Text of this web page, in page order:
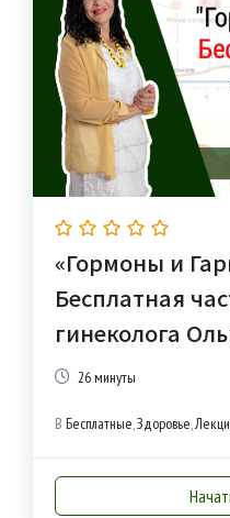
«Гормоны и
Бесплатная
гинеколога
26 минуты
В Бесплатные,Здоровье,